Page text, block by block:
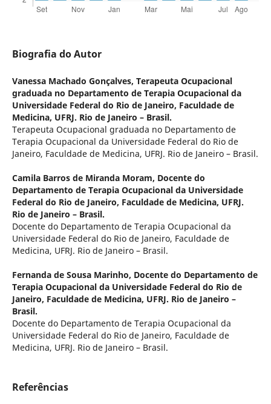
Biografia do Autor
Vanessa Machado Gonçalves, Terapeuta Ocupacional
graduada no Departamento de Terapia Ocupacional da
Universidade Federal do Rio de Janeiro, Faculdade de
Medicina, UFRJ. Rio de Janeiro – Brasil.
Terapeuta Ocupacional graduada no Departamento de
Terapia Ocupacional da Universidade Federal do Rio de
Janeiro, Faculdade de Medicina, UFRJ. Rio de Janeiro – Brasil.
Camila Barros de Miranda Moram, Docente do
Departamento de Terapia Ocupacional da Universidade
Federal do Rio de Janeiro, Faculdade de Medicina, UFRJ.
Rio de Janeiro – Brasil.
Docente do Departamento de Terapia Ocupacional da
Universidade Federal do Rio de Janeiro, Faculdade de
Medicina, UFRJ. Rio de Janeiro – Brasil.
Fernanda de Sousa Marinho, Docente do Departamento de
Terapia Ocupacional da Universidade Federal do Rio de
Janeiro, Faculdade de Medicina, UFRJ. Rio de Janeiro –
Brasil.
Docente do Departamento de Terapia Ocupacional da
Universidade Federal do Rio de Janeiro, Faculdade de
Medicina, UFRJ. Rio de Janeiro – Brasil.
Referências